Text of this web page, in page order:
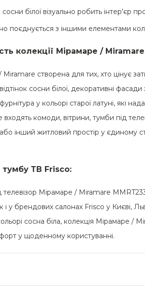
сосни білої візуально робить інтер'єр
поєднується з іншими елементами
колекції Мірамаре / Miramare
створена для тих, хто цінує
сосни білої, декоративні
у кольорі старої латуні, які
комоди, вітрини, тумби під
інший житловий простір у єдиному
ТВ Frisco:
Мірамаре / Miramare
і у брендових салонах Frisco у Києві,
сосна біла, колекція Мірамаре /
у щоденному користуванні.